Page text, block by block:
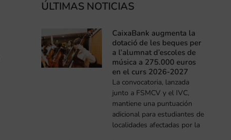
ÚLTIMAS NOTICIAS
CaixaBank augmenta la
dotació de les beques per
a l’alumnat d’escoles de
música a 275.000 euros
en el curs 2026-2027
La convocatoria, lanzada
junto a FSMCV y el IVC,
mantiene una puntuación
adicional para estudiantes de
localidades afectadas por la